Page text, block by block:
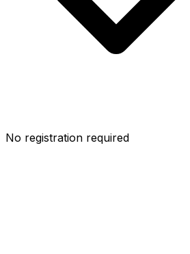
No registration required